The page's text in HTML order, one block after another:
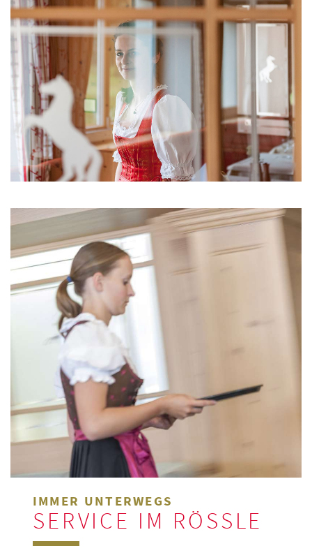
IMMER UNTERWEGS
SERVICE IM RÖSSLE